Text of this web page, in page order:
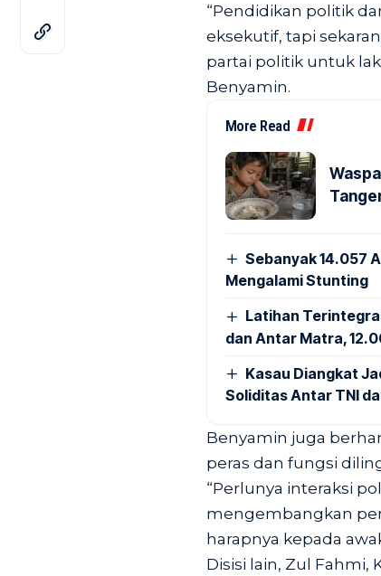
“Pendidikan politik
eksekutif, tapi
partai politik untuk
Benyamin.
More Read
Sebanyak 14.057
Mengalami Stunting
Latihan
dan Antar Matra,
Kasau Diangkat
Soliditas Antar TNI
Benyamin juga
peras dan fungsi
“Perlunya interaksi
mengembangkan
harapnya kepada
Disisi lain, Zul Fahmi,